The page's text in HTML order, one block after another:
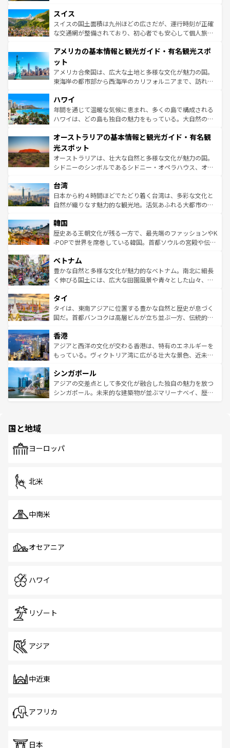
を参照してほしい。
は、お酒好きな人にはぜひ体験してほしい。 なお、新着の
ドイツ情報はコンテンツ一覧を参照してほしい。
リアごとに異なる魅力がある。また、優雅なアフタヌーン
ティー、ビール好きにはたまらない英国パブ、サッカー観
戦など、本場だからこそできる体験も豊富。イギリスを旅
ンツ一覧を参照してほしい。
スイス
スイスの国土面積は九州ほどの広さだが、運行時刻が正確
な交通網が整備されており、初心者でも安心して個人旅行
の建物がそのまま残る町や、スイスならではのユニークな
博物館もあり、アルプス観光だけでなく町歩きも満喫する
ことができる。国民の所得が高いため物価も高いが、旅行
者向けの交通パス提供のサービスもあり、うまく活用すれ
着のスイス情報は
アメリカの基本情報と観光ガイド・有名観光スポ
ット
アメリカ合衆国は、広大な土地と多様な文化が魅力の国。
東海岸の都市部から西海岸のカリフォルニアまで、訪れる
のような巨大都市は、観光、ショッピング、エンターテイ
ンメントが詰まった刺激的なスポットだ。一方、アメリカ
西部には大自然が広がり、グランドキャニオンやイエロー
部のニューオーリンズでは、音楽と美食が融合した独特の
文化が魅力。旅行者はアメリカの各地域で異なる魅力を楽
しみながら、その多様性と豊かな歴史を感じることができ
るだろう。車でのロードトリップや列車の旅も、アメリカ
情報は
ハワイ
年間を通じて温暖な気候に恵まれ、多くの島で構成される
ハワイは、どの島も独自の魅力をもっている。大自然の神
ワイ島は見逃せない。また、定番の観光地といえばオアフ
島だが、静かな自然を求めるならマウイ島やカウアイ島が
おすすめ。エメラルドグリーンに輝く海をはじめ、豊かな
文化や歴史が息づいている。「アロハスピリット」と呼ば
人々、おいしいローカルフードやハワイアンミュージッ
ク、伝統的なフラダンスなど、すべてがハワイの魅力を彩
っている。訪れるたびに新しい発見と感動が待っているハ
はコンテンツ一覧
オーストラリアの基本情報と観光ガイド・有名観
光スポット
オーストラリアは、壮大な自然と多様な文化が魅力の国。
シドニーのシンボルであるシドニー・オペラハウス、オー
リアリーフや大陸中央部にそびえるウルル（エアーズロッ
ク）、タスマニアの美しい原生林やケアンズの熱帯雨林な
ど、見どころがたくさん。また、カフェやワイン、オージ
いる。アクティビティも充実しており、サーフィンやダイ
ビング、ハイキングなど、アウトドア好きにはたまらな
い。オーストラリアの多彩な魅力を存分に味わいつくそ
参照してほしい。
台湾
日本から約４時間ほどでたどり着く台湾は、多彩な文化と
自然が織りなす魅力的な観光地。活気あふれる大都市の台
ン）、静ひつな山岳地帯である台湾東部など、都市の喧騒
と山間の静けさが共存しており、訪れる人に新しい発見と
驚きをもたらしてくれる。また、奥深い台湾の食文化も魅
容にもいいと評判のスイーツなど、バラエティ豊かな料理
が味わえる。 なお、新着の台湾情報は コンテンツ一覧を参
照してほしい。
韓国
歴史ある王朝文化が残る一方で、最先端のファッションやK
-POPで世界を席巻している韓国。首都ソウルの宮殿や伝統
き、地方に足を延ばせば四季折々の自然美を楽しむことが
できる。そして、キムチや焼肉、絶品のストリートフード
まで、さまざまな韓国料理が待っている。夜には、韓国な
リティに包まれながら、韓国の多彩な魅力を心ゆくまで味
わってみてほしい。 なお、新着の韓国情報はコンテンツ一
覧を参照してほしい。
ベトナム
豊かな自然と多様な文化が魅力的なベトナム。南北に細長
く伸びる国土には、広大な田園風景や青々とした山々、世
急速な発展と共に伝統が息づく。ハノイの古い町並みやホ
ーチミン市のフランス統治時代の建物も、独特の雰囲気を
醸し出している。また、バラエティの豊かさとおいしさで
とつ。フォーやバインミー、ベトナムコーヒーなどは、ぜ
ひ現地で味わいたい。どの地域を訪れてもあたたかい人々
が旅行者を迎えてくれるので、きっと忘れられない旅にな
参照してほしい。
タイ
タイは、東南アジアに位置する豊かな自然と歴史が息づく
国だ。首都バンコクは高層ビルが立ち並ぶ一方、伝統的な
の活気が交差している。北部ではチェンマイなどの山岳地
帯で自然と触れ合い、南部ではプーケットやクラビの美し
いビーチでリゾート気分を楽しむことができる。タイ料理
激する。気候は一年中温暖で、どの季節にも異なる楽しみ
が待っている。親しみやすいタイの人々、仏教を中心とし
た文化、そして多様な観光資源が、訪れる旅人を魅了し続
香港
アジアと西洋の文化が交わる香港は、特有のエネルギーを
もっている。ヴィクトリア湾に広がる壮大な景色、近未来
み、どこを訪れても感動するはず。観光スポットが密集し
ており、効率よく見どころを回れるのも魅力。息をのむよ
うな絶景から文化的な体験まで、香港を存分に楽しみ尽く
シンガポール
アジアの交差点として多文化が融合した独自の魅力を放つ
シンガポール。未来的な建築物が並ぶマリーナベイ、歴史
で、ホーカーズは地元の風情を楽しめる外せないスポット
国と地域
ヨーロッパ
北米
中南米
オセアニア
ハワイ
リゾート
アジア
中近東
アフリカ
日本